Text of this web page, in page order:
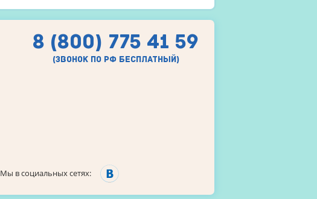
8 (800) 775 41 59
(звонок по рф бесплатный)
Мы в социальных сетях: